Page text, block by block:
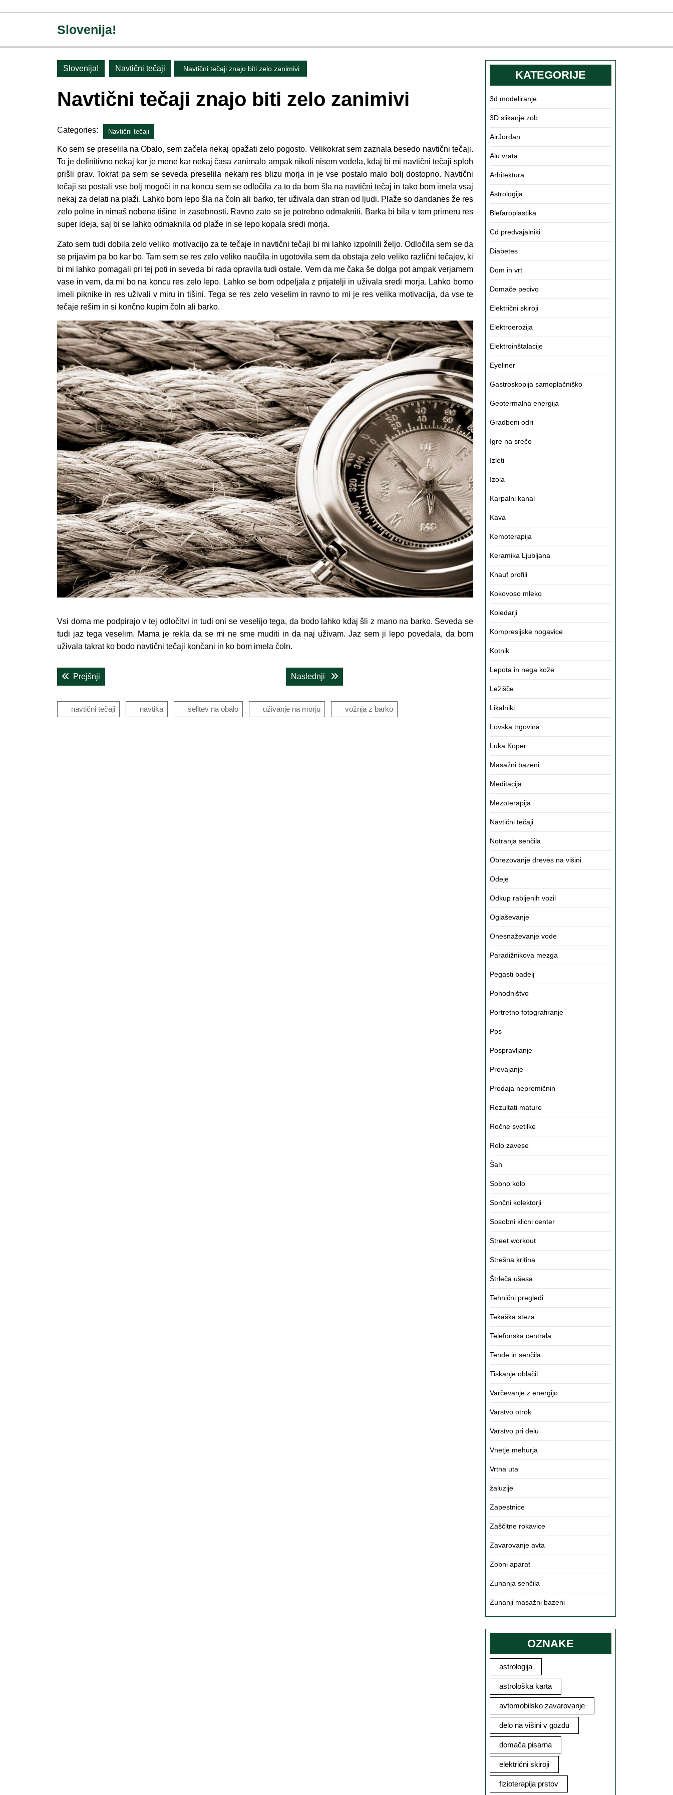
Slovenija!
Slovenija! Navtični tečaji Navtični tečaji znajo biti zelo zanimivi
Navtični tečaji znajo biti zelo zanimivi
Categories: Navtični tečaji
Ko sem se preselila na Obalo, sem začela nekaj opažati zelo pogosto. Velikokrat sem zaznala besedo navtični tečaji.
To je definitivno nekaj kar je mene kar nekaj časa zanimalo ampak nikoli nisem vedela, kdaj bi mi navtični tečaji sploh
prišli prav. Tokrat pa sem se seveda preselila nekam res blizu morja in je vse postalo malo bolj dostopno. Navtični
tečaji so postali vse bolj mogoči in na koncu sem se odločila za to da bom šla na navtični tečaj in tako bom imela vsaj
nekaj za delati na plaži. Lahko bom lepo šla na čoln ali barko, ter uživala dan stran od ljudi. Plaže so dandanes že res
zelo polne in nimaš nobene tišine in zasebnosti. Ravno zato se je potrebno odmakniti. Barka bi bila v tem primeru res
super ideja, saj bi se lahko odmaknila od plaže in se lepo kopala sredi morja.
Zato sem tudi dobila zelo veliko motivacijo za te tečaje in navtični tečaji bi mi lahko izpolnili željo. Odločila sem se da
se prijavim pa bo kar bo. Tam sem se res zelo veliko naučila in ugotovila sem da obstaja zelo veliko različni tečajev, ki
bi mi lahko pomagali pri tej poti in seveda bi rada opravila tudi ostale. Vem da me čaka še dolga pot ampak verjamem
vase in vem, da mi bo na koncu res zelo lepo. Lahko se bom odpeljala z prijatelji in uživala sredi morja. Lahko bomo
imeli piknike in res uživali v miru in tišini. Tega se res zelo veselim in ravno to mi je res velika motivacija, da vse te
tečaje rešim in si končno kupim čoln ali barko.
Vsi doma me podpirajo v tej odločitvi in tudi oni se veselijo tega, da bodo lahko kdaj šli z mano na barko. Seveda se
tudi jaz tega veselim. Mama je rekla da se mi ne sme muditi in da naj uživam. Jaz sem ji lepo povedala, da bom
uživala takrat ko bodo navtični tečaji končani in ko bom imela čoln.
Navigacija
prispevka
Prejšnji Naslednji Next post:
navtični tečaji navtika selitev na obalo uživanje na morju vožnja z barko
KATEGORIJE
3d modeliranje
3D slikanje zob
AirJordan
Alu vrata
Arhitektura
Astrologija
Blefaroplastika
Cd predvajalniki
Diabetes
Dom in vrt
Domače pecivo
Električni skiroji
Elektroerozija
Elektroinštalacije
Eyeliner
Gastroskopija samoplačniško
Geotermalna energija
Gradbeni odri
Igre na srečo
Izleti
Izola
Karpalni kanal
Kava
Kemoterapija
Keramika Ljubljana
Knauf profili
Kokovoso mleko
Koledarji
Kompresijske nogavice
Kotnik
Lepota in nega kože
Ležišče
Likalniki
Lovska trgovina
Luka Koper
Masažni bazeni
Meditacija
Mezoterapija
Navtični tečaji
Notranja senčila
Obrezovanje dreves na višini
Odeje
Odkup rabljenih vozil
Oglaševanje
Onesnaževanje vode
Paradižnikova mezga
Pegasti badelj
Pohodništvo
Portretno fotografiranje
Pos
Pospravljanje
Prevajanje
Prodaja nepremičnin
Rezultati mature
Ročne svetilke
Rolo zavese
Šah
Sobno kolo
Sončni kolektorji
Sosobni klicni center
Street workout
Strešna kritina
Štrleča ušesa
Tehnični pregledi
Tekaška steza
Telefonska centrala
Tende in senčila
Tiskanje oblačil
Varčevanje z energijo
Varstvo otrok
Varstvo pri delu
Vnetje mehurja
Vrtna uta
žaluzije
Zapestnice
Zaščitne rokavice
Zavarovanje avta
Zobni aparat
Zunanja senčila
Zunanji masažni bazeni
OZNAKE
astrologija
astrološka karta
avtomobilsko zavarovanje
delo na višini v gozdu
domača pisarna
električni skiroji
fizioterapija prstov